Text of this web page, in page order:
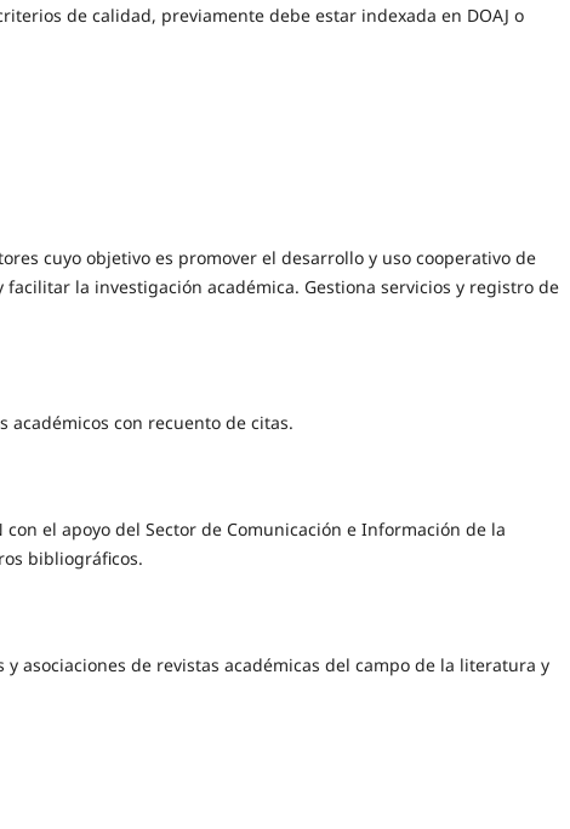
de calidad, previamente debe estar indexada en DOAJ o
cuyo objetivo es promover el desarrollo y uso cooperativo de
la investigación académica. Gestiona servicios y registro de
académicos con recuento de citas.
el apoyo del Sector de Comunicación e Información de la
bibliográficos.
asociaciones de revistas académicas del campo de la literatura y